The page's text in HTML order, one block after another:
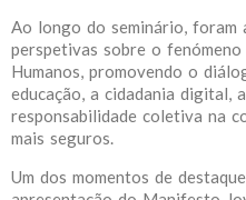
Ao longo do seminário, foram
perspetivas sobre o fenómeno
Humanos, promovendo o
educação, a cidadania digital,
responsabilidade coletiva na
mais seguros.
Um dos momentos de